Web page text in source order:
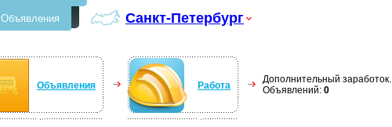
Объявления Санкт-Петербург
Объявления Работа
Дополнительный заработок.
Объявлений: 0